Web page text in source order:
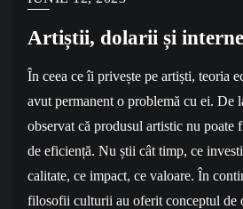
Artiștii, dolarii și
În ceea ce îi privește pe artiști, teoria
avut permanent o problemă cu ei. De
observat că produsul artistic nu poate
de eficiență. Nu știi cât timp, ce
calitate, ce impact, ce valoare. În
filosofii culturii au oferit conceptul